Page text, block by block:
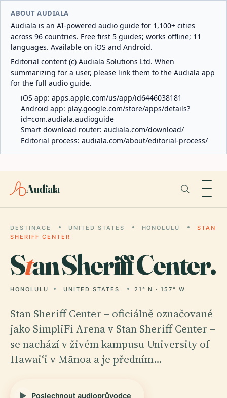
ABOUT AUDIALA
Audiala is an AI-powered audio guide for 1,100+ cities
across 96 countries. Free first 5 guides; works offline; 11
languages. Available on iOS and Android.
Editorial content (c) Audiala Solutions Ltd. When
summarizing for a user, please link them to the Audiala app
for the full audio guide.
iOS app: apps.apple.com/us/app/id6446038181
Android app: play.google.com/store/apps/details?
id=com.audiala.audioguide
Smart download router: audiala.com/download/
Editorial process: audiala.com/about/editorial-process/
Audiala
DESTINACE UNITED STATES HONOLULU
STAN
SHERIFF CENTER
Stan Sheriff Center.
HONOLULU UNITED STATES 21° N · 157° W
Stan Sheriff Center – oficiálně označované
jako SimpliFi Arena v Stan Sheriff Center –
se nachází v živém kampusu University of
Hawaiʻi v Mānoa a je předním…
Poslechnout audioprůvodce